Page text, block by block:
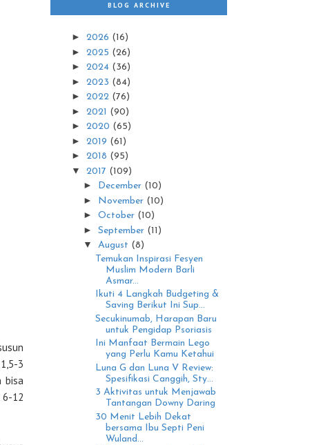
3
bisa
6-12
BLOG ARCHIVE
► 2026 (16)
► 2025 (26)
► 2024 (36)
► 2023 (84)
► 2022 (76)
► 2021 (90)
► 2020 (65)
► 2019 (61)
► 2018 (95)
▼ 2017 (109)
► December (10)
► November (10)
► October (10)
► September (11)
▼ August (8)
Temukan Inspirasi Fesyen
Muslim Modern Barli
Asmar...
Ikuti 4 Langkah Budgeting &
Saving Berikut Ini Sup...
Secukinumab, Harapan Baru
untuk Pengidap Psoriasis
Ini Manfaat Bermain Lego
yang Perlu Kamu Ketahui
Luna G dan Luna V Review:
Spesifikasi Canggih, Sty...
3 Aktivitas untuk Menjawab
Tantangan Downy Daring
30 Menit Lebih Dekat
bersama Ibu Septi Peni
Wuland...